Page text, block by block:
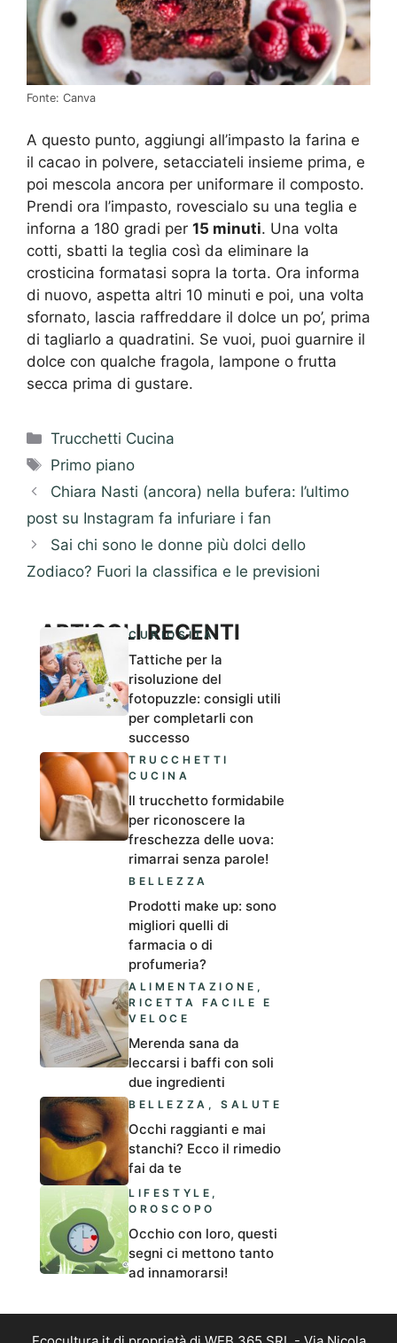
Fonte: Canva
A questo punto, aggiungi all’impasto la farina e
il cacao in polvere, setacciateli insieme prima, e
poi mescola ancora per uniformare il composto.
Prendi ora l’impasto, rovescialo su una teglia e
inforna a 180 gradi per 15 minuti. Una volta
cotti, sbatti la teglia così da eliminare la
crosticina formatasi sopra la torta. Ora informa
di nuovo, aspetta altri 10 minuti e poi, una volta
sfornato, lascia raffreddare il dolce un po’, prima
di tagliarlo a quadratini. Se vuoi, puoi guarnire il
dolce con qualche fragola, lampone o frutta
secca prima di gustare.
Categorie
Trucchetti Cucina
Tag
Primo piano
Chiara Nasti (ancora) nella bufera: l’ultimo
post su Instagram fa infuriare i fan
Sai chi sono le donne più dolci dello
Zodiaco? Fuori la classifica e le previsioni
ARTICOLI RECENTI
CURIOSITÀ
Tattiche per la
risoluzione del
fotopuzzle: consigli utili
per completarli con
successo
TRUCCHETTI
CUCINA
Il trucchetto formidabile
per riconoscere la
freschezza delle uova:
rimarrai senza parole!
BELLEZZA
Prodotti make up: sono
migliori quelli di
farmacia o di
profumeria?
ALIMENTAZIONE ,
RICETTA FACILE E
VELOCE
Merenda sana da
leccarsi i baffi con soli
due ingredienti
BELLEZZA ,SALUTE
Occhi raggianti e mai
stanchi? Ecco il rimedio
fai da te
LIFESTYLE ,
OROSCOPO
Occhio con loro, questi
segni ci mettono tanto
ad innamorarsi!